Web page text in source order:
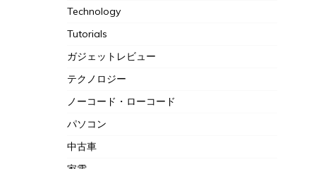
Technology
Tutorials
ガジェットレビュー
テクノロジー
ノーコード・ローコード
パソコン
中古車